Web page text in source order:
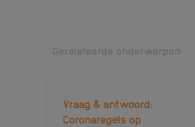
Gerelateerde onderwerpen
Vraag & antwoord:
Coronaregels op